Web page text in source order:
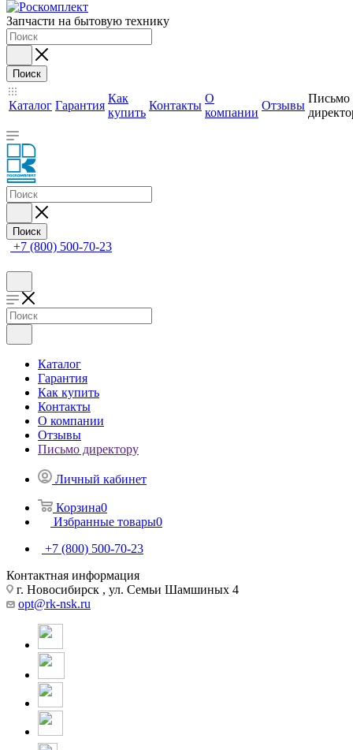
Запчасти на бытовую технику
Поиск
Каталог Гарантия
Как
купить
Контакты
О
компании
Отзывы
Письмо
Поиск
+7 (800) 500-70-23
Каталог
Гарантия
Как купить
Контакты
О компании
Отзывы
Письмо директору
Личный кабинет
Корзина0
Избранные товары0
+7 (800) 500-70-23
Контактная информация
г. Новосибирск , ул. Семьи Шамшиных 4
opt@rk-nsk.ru